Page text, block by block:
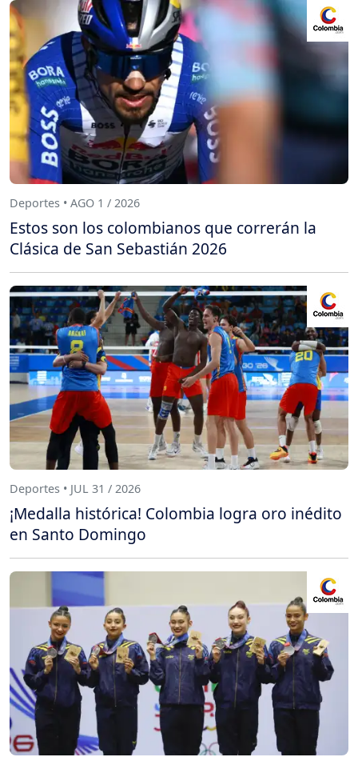
Deportes • AGO 1 / 2026
Estos son los colombianos que correrán la
Clásica de San Sebastián 2026
Deportes • JUL 31 / 2026
¡Medalla histórica! Colombia logra oro inédito
en Santo Domingo